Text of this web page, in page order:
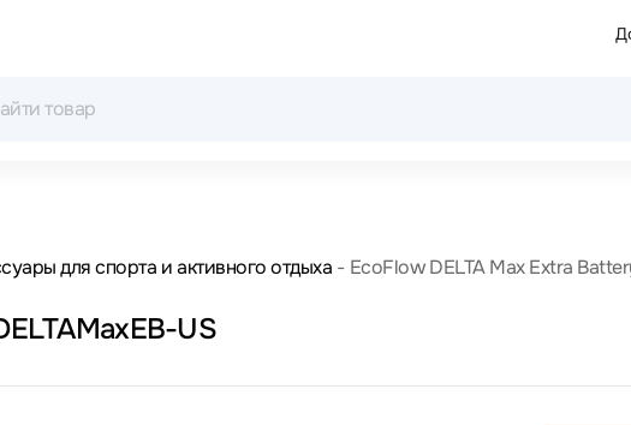
для спорта и активного отдыха EcoFlow DELTA Max Extra
US